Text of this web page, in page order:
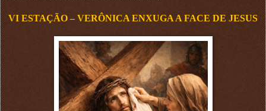
VI ESTAÇÃO – VERÔNICA ENXUGA A FACE DE JESUS